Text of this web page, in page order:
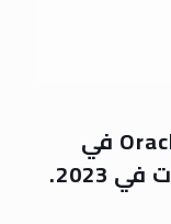
أهم توجهات حلول Oracle Cloud في